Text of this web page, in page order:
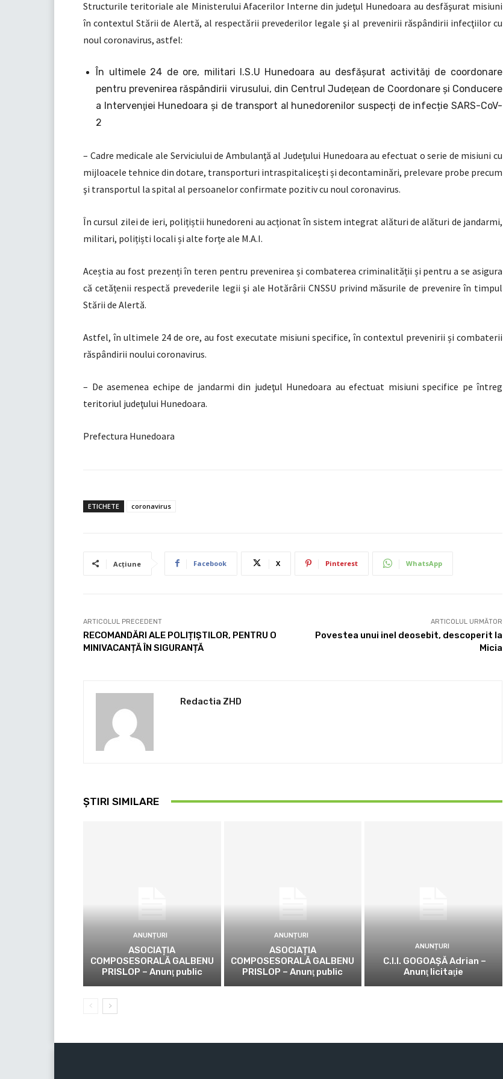
Structurile teritoriale ale Ministerului Afacerilor Interne din judeţul Hunedoara au desfăşurat misiuni
în contextul Stării de Alertă, al respectării prevederilor legale şi al prevenirii răspândirii infecţiilor cu
noul coronavirus, astfel:
În ultimele 24 de ore, militari I.S.U Hunedoara au desfăşurat activităţi de coordonare
pentru prevenirea răspândirii virusului, din Centrul Judeţean de Coordonare şi Conducere
a Intervenţiei Hunedoara și de transport al hunedorenilor suspecți de infecție SARS-CoV-
2
– Cadre medicale ale Serviciului de Ambulanţă al Judeţului Hunedoara au efectuat o serie de misiuni cu
mijloacele tehnice din dotare, transporturi intraspitaliceşti și decontaminări, prelevare probe precum
şi transportul la spital al persoanelor confirmate pozitiv cu noul coronavirus.
În cursul zilei de ieri, polițiștii hunedoreni au acționat în sistem integrat alături de alături de jandarmi,
militari, polițiști locali și alte forțe ale M.A.I.
Aceștia au fost prezenți în teren pentru prevenirea și combaterea criminalității și pentru a se asigura
că cetățenii respectă prevederile legii şi ale Hotărârii CNSSU privind măsurile de prevenire în timpul
Stării de Alertă.
Astfel, în ultimele 24 de ore, au fost executate misiuni specifice, în contextul prevenirii și combaterii
răspândirii noului coronavirus.
– De asemenea echipe de jandarmi din judeţul Hunedoara au efectuat misiuni specifice pe întreg
teritoriul judeţului Hunedoara.
Prefectura Hunedoara
ETICHETE coronavirus
Acțiune Facebook X Pinterest WhatsApp
ARTICOLUL PRECEDENT
RECOMANDĂRI ALE POLIȚIȘTILOR, PENTRU O
MINIVACANȚĂ ÎN SIGURANȚĂ
ARTICOLUL URMĂTOR
Povestea unui inel deosebit, descoperit la
Micia
Redactia ZHD
ȘTIRI SIMILARE
ANUNȚURI
ASOCIAȚIA
COMPOSESORALĂ GALBENU
PRISLOP – Anunţ public
ANUNȚURI
ASOCIAȚIA
COMPOSESORALĂ GALBENU
PRISLOP – Anunţ public
ANUNȚURI
C.I.I. GOGOAŞĂ Adrian –
Anunţ licitaţie